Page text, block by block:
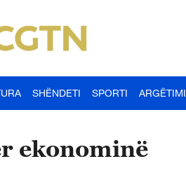
SHËNDETI SPORTI ARGËTIMI
ekonominë